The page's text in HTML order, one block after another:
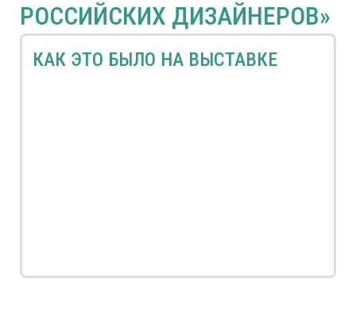
РОССИЙСКИХ ДИЗАЙНЕРОВ»
КАК ЭТО БЫЛО НА ВЫСТАВКЕ